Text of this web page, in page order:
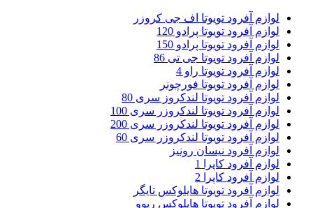
لوازم آفرود تویوتا اف جی کروزر
لوازم آفرود تویوتا پرادو 120
لوازم آفرود تویوتا پرادو 150
لوازم آفرود تویوتا جی تی 86
لوازم آفرود تویوتا راو 4
لوازم آفرود تویوتا فورچونر
لوازم آفرود تویوتا لندکروز سری 80
لوازم آفرود تویوتا لندکروزر سری 100
لوازم آفرود تویوتا لندکروزر سری 200
لوازم آفرود تویوتا لندکروزر سری 60
لوازم آفرود نیسان رونیز
لوازم آفرود کاپرا 1
لوازم آفرود کاپرا 2
لوازم آفرود تویوتا هایلوکس تایگر
لوازم آفرود تویوتا هایلوکس ریوو